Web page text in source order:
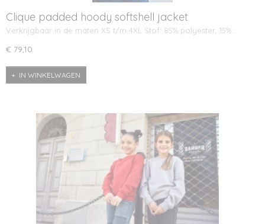
Clique padded hoody softshell jacket
Verkrijgbaar in de maten XS t/m 4XL Stof: 85% polyester, 15%…
€ 79,10
IN WINKELWAGEN